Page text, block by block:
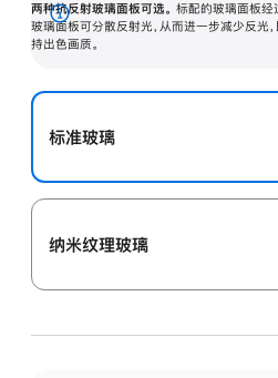
两种抗反射玻璃面板可选。 标配的玻璃面板经
玻璃面板可分散反射光，从而进一步减少反光
持出色画质。
展
开
标准玻璃
纳米纹理玻璃